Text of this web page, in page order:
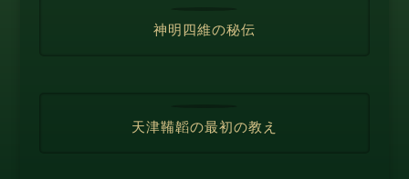
神明四維の秘伝
天津鞴韜の最初の教え